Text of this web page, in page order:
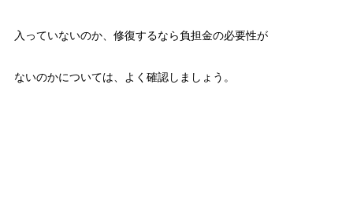
入っていないのか、修復するなら負担金の必要性が
ないのかについては、よく確認しましょう。